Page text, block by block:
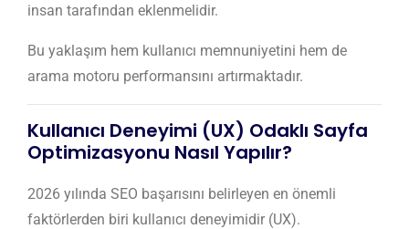
insan tarafından eklenmelidir.
Bu yaklaşım hem kullanıcı memnuniyetini hem de
arama motoru performansını artırmaktadır.
Kullanıcı Deneyimi (UX) Odaklı Sayfa
Optimizasyonu Nasıl Yapılır?
2026 yılında SEO başarısını belirleyen en önemli
faktörlerden biri kullanıcı deneyimidir (UX).